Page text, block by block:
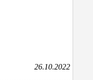
26.10.2022